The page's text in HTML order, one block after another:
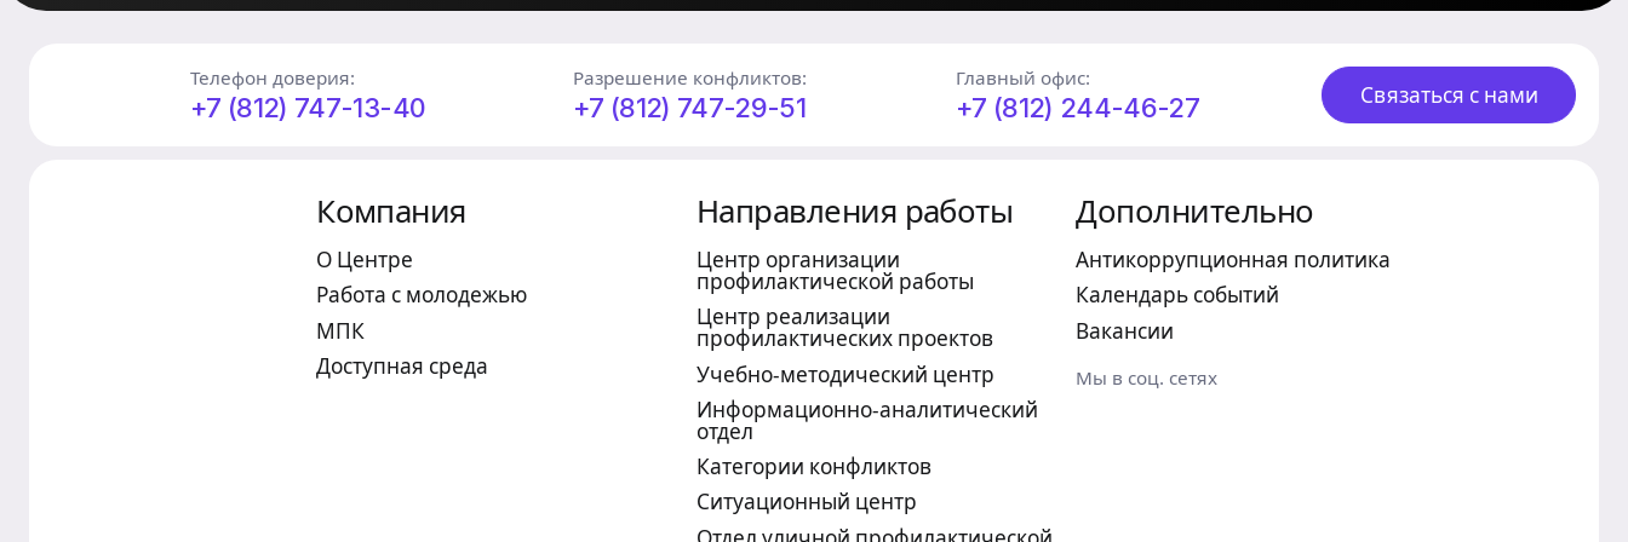
Связаться с нами
Телефон доверия:
+7 (812) 747-13-40
Разрешение конфликтов:
+7 (812) 747-29-51
Главный офис:
+7 (812) 244-46-27
Компания
О Центре
Работа с молодежью
МПК
Доступная среда
Направления работы
Центр организации
профилактической работы
Центр реализации
профилактических проектов
Учебно-методический центр
Информационно-аналитический
отдел
Категории конфликтов
Ситуационный центр
Дополнительно
Антикоррупционная политика
Календарь событий
Вакансии
Мы в соц. сетях